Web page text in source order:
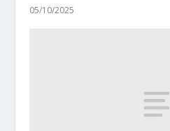
05/10/2025